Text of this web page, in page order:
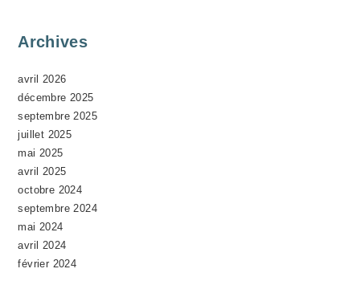
Archives
avril 2026
décembre 2025
septembre 2025
juillet 2025
mai 2025
avril 2025
octobre 2024
septembre 2024
mai 2024
avril 2024
février 2024